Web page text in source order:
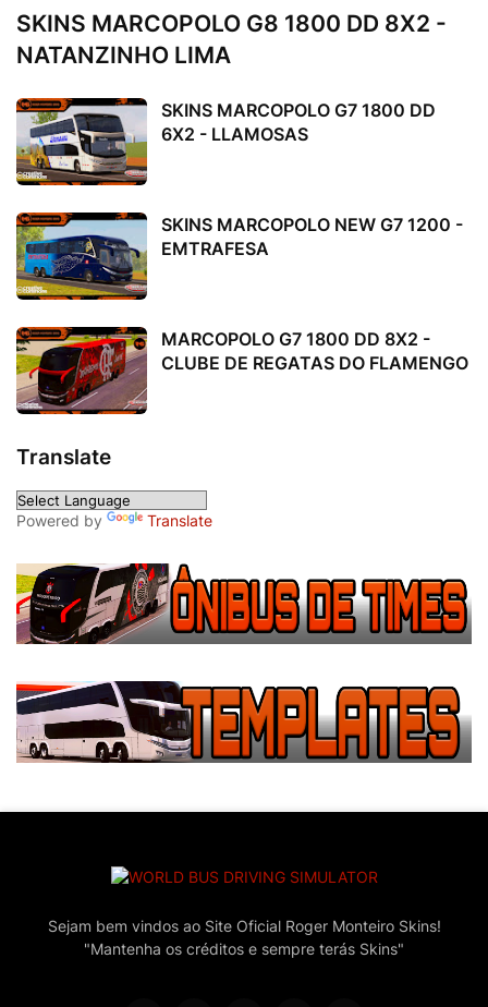
SKINS MARCOPOLO G8 1800 DD 8X2 -
NATANZINHO LIMA
SKINS MARCOPOLO G7 1800 DD
6X2 - LLAMOSAS
SKINS MARCOPOLO NEW G7 1200 -
EMTRAFESA
MARCOPOLO G7 1800 DD 8X2 -
CLUBE DE REGATAS DO FLAMENGO
Translate
Powered by Translate
Sejam bem vindos ao Site Oficial Roger Monteiro Skins!
"Mantenha os créditos e sempre terás Skins"